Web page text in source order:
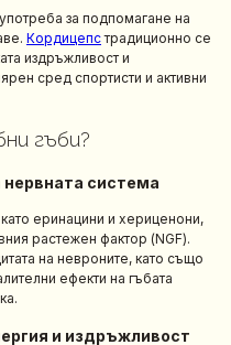
за подпомагане на
Кордицепстрадиционно се
издръжливост и
сред спортисти и активни
гъби?
нервната система
еринацини и хериценони,
растежен фактор (NGF).
на невроните, като също
ефекти на гъбата
и издръжливост